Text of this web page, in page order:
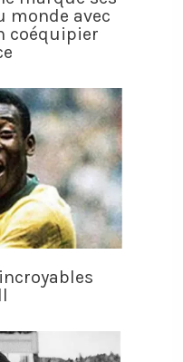
monde avec
coéquipier